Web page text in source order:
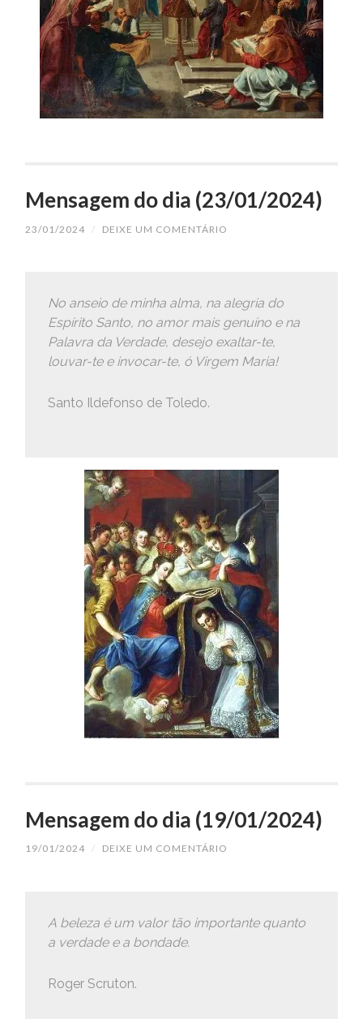
Mensagem do dia (23/01/2024)
23/01/2024 / DEIXE UM COMENTÁRIO
No anseio de minha alma, na alegria do
Espírito Santo, no amor mais genuíno e na
Palavra da Verdade, desejo exaltar-te,
louvar-te e invocar-te, ó Virgem Maria!
Santo Ildefonso de Toledo.
Mensagem do dia (19/01/2024)
19/01/2024 / DEIXE UM COMENTÁRIO
A beleza é um valor tão importante quanto
a verdade e a bondade.
Roger Scruton.